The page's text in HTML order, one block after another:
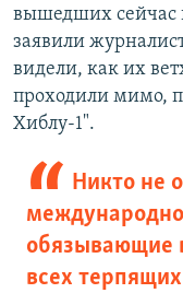
вышедших сейчас
заявили
видели, как их
проходили мимо,
Хиблу-1".
Никто не
обязывающие
всех